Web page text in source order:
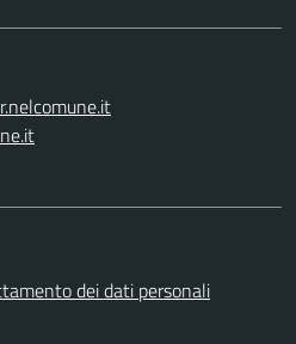
dei dati personali